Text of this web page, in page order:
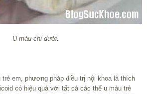
U máu chi dưới.
trẻ em, phương pháp điều trị nội khoa là thích
có hiệu quả với tất cả các thể u máu trẻ